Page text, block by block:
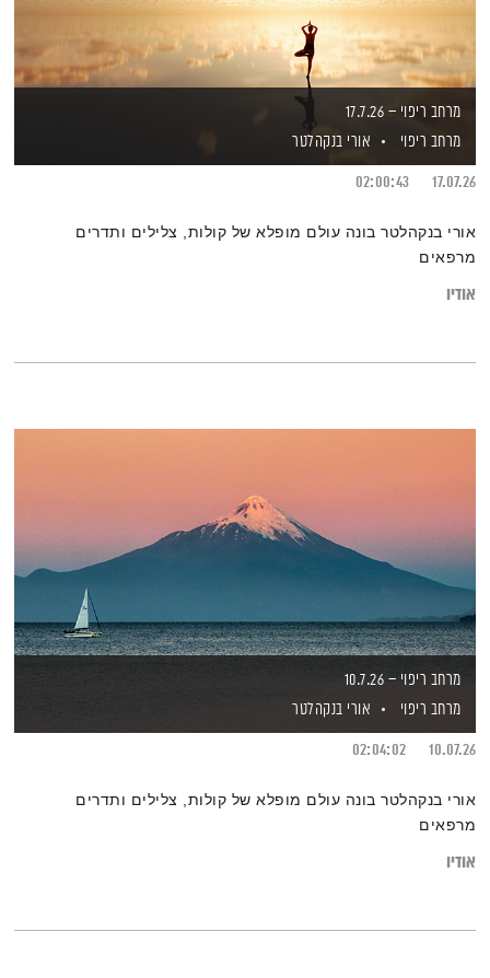
מרחב ריפוי – 17.7.26
מרחב ריפוי
אורי בנקהלטר
17.07.26
02:00:43
אורי בנקהלטר בונה עולם מופלא של קולות, צלילים ותדרים
מרפאים
אודיו
מרחב ריפוי – 10.7.26
מרחב ריפוי
אורי בנקהלטר
10.07.26
02:04:02
אורי בנקהלטר בונה עולם מופלא של קולות, צלילים ותדרים
מרפאים
אודיו